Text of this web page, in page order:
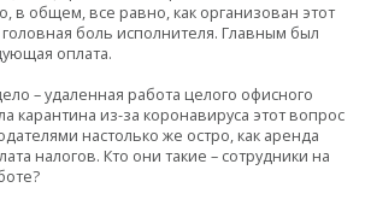
в общем, все равно, как организован этот
боль исполнителя. Главным был
оплата.
– удаленная работа целого офисного
карантина из-за коронавируса этот вопрос
настолько же остро, как аренда
налогов. Кто они такие – сотрудники на